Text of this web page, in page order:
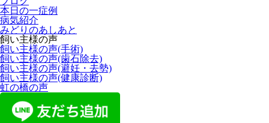
本日の一症例
病気紹介
みどりのあしあと
飼い主様の声
飼い主様の声(手術)
飼い主様の声(歯石除去)
飼い主様の声(避妊・去勢)
飼い主様の声(健康診断)
虹の橋の声